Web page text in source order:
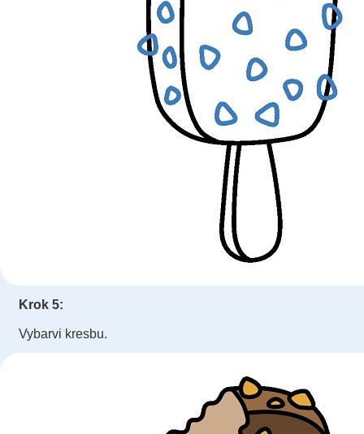
Krok 5:
Vybarvi kresbu.